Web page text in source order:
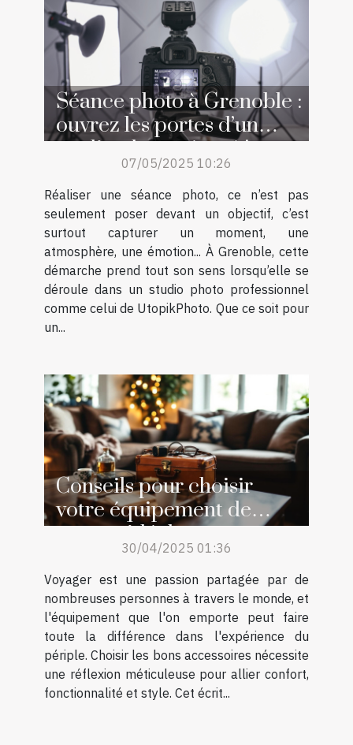
Séance photo à Grenoble :
ouvrez les portes d’un
studio photo réputé !
07/05/2025 10:26
Réaliser une séance photo, ce n’est pas
seulement poser devant un objectif, c’est
surtout capturer un moment, une
atmosphère, une émotion... À Grenoble, cette
démarche prend tout son sens lorsqu’elle se
déroule dans un studio photo professionnel
comme celui de UtopikPhoto. Que ce soit pour
un...
Conseils pour choisir
votre équipement de
voyage idéal
30/04/2025 01:36
Voyager est une passion partagée par de
nombreuses personnes à travers le monde, et
l'équipement que l'on emporte peut faire
toute la différence dans l'expérience du
périple. Choisir les bons accessoires nécessite
une réflexion méticuleuse pour allier confort,
fonctionnalité et style. Cet écrit...